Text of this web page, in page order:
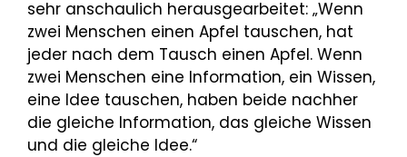
sehr anschaulich herausgearbeitet: „Wenn
zwei Menschen einen Apfel tauschen, hat
jeder nach dem Tausch einen Apfel. Wenn
zwei Menschen eine Information, ein Wissen,
eine Idee tauschen, haben beide nachher
die gleiche Information, das gleiche Wissen
und die gleiche Idee.“